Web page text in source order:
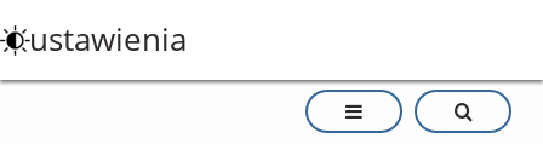
do
treści
ustawienia